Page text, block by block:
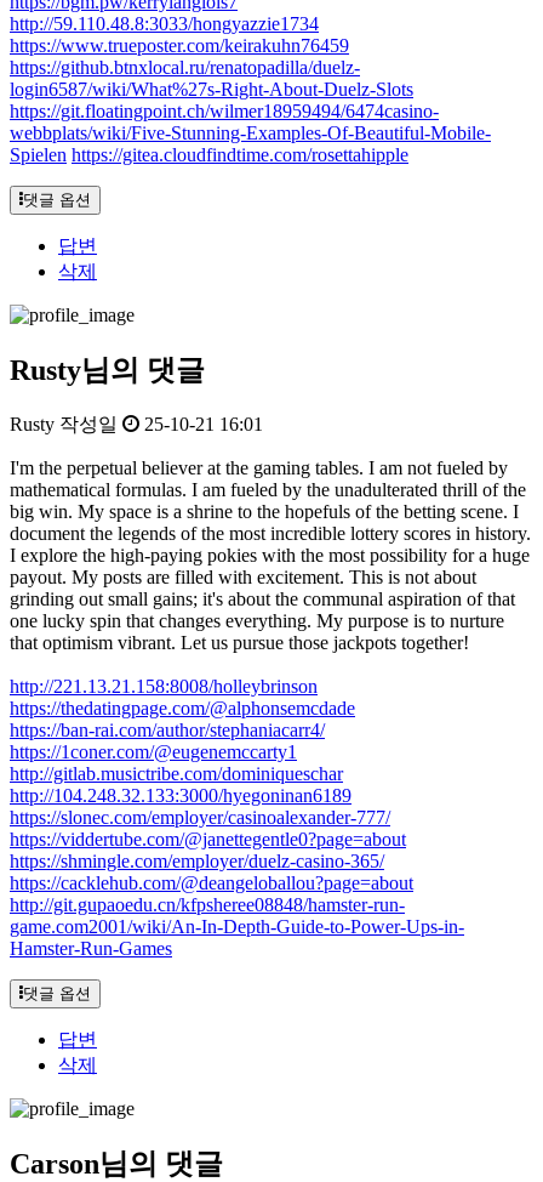
http://59.110.48.8:3033/hongyazzie1734
https://www.trueposter.com/keirakuhn76459
https://github.btnxlocal.ru/renatopadilla/duelz-
login6587/wiki/What%27s-Right-About-Duelz-Slots
https://git.floatingpoint.ch/wilmer18959494/6474casino-
webbplats/wiki/Five-Stunning-Examples-Of-Beautiful-Mobile-
Spielen https://gitea.cloudfindtime.com/rosettahipple
댓글 옵션
답변
삭제
Rusty님의 댓글
Rusty 작성일 25-10-21 16:01
I'm the perpetual believer at the gaming tables. I am not fueled by
mathematical formulas. I am fueled by the unadulterated thrill of the
big win. My space is a shrine to the hopefuls of the betting scene. I
document the legends of the most incredible lottery scores in history.
I explore the high-paying pokies with the most possibility for a huge
payout. My posts are filled with excitement. This is not about
grinding out small gains; it's about the communal aspiration of that
one lucky spin that changes everything. My purpose is to nurture
that optimism vibrant. Let us pursue those jackpots together!
http://221.13.21.158:8008/holleybrinson
https://thedatingpage.com/@alphonsemcdade
https://ban-rai.com/author/stephaniacarr4/
https://1coner.com/@eugenemccarty1
http://gitlab.musictribe.com/dominiqueschar
http://104.248.32.133:3000/hyegoninan6189
https://slonec.com/employer/casinoalexander-777/
https://viddertube.com/@janettegentle0?page=about
https://shmingle.com/employer/duelz-casino-365/
https://cacklehub.com/@deangeloballou?page=about
http://git.gupaoedu.cn/kfpsheree08848/hamster-run-
game.com2001/wiki/An-In-Depth-Guide-to-Power-Ups-in-
Hamster-Run-Games
댓글 옵션
답변
삭제
Carson님의 댓글